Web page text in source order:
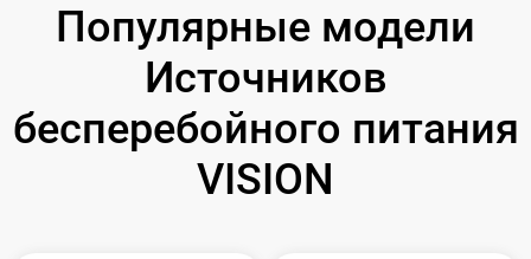
Популярные модели
Источников
бесперебойного питания
VISION